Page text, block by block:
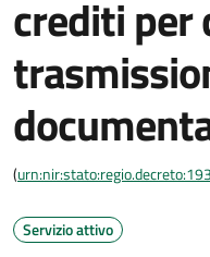
crediti per
(
Servizio attivo